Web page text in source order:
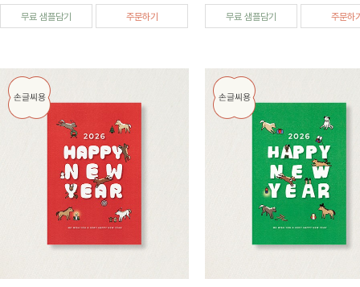
무료 샘플담기 주문하기 무료 샘플담기 주문하